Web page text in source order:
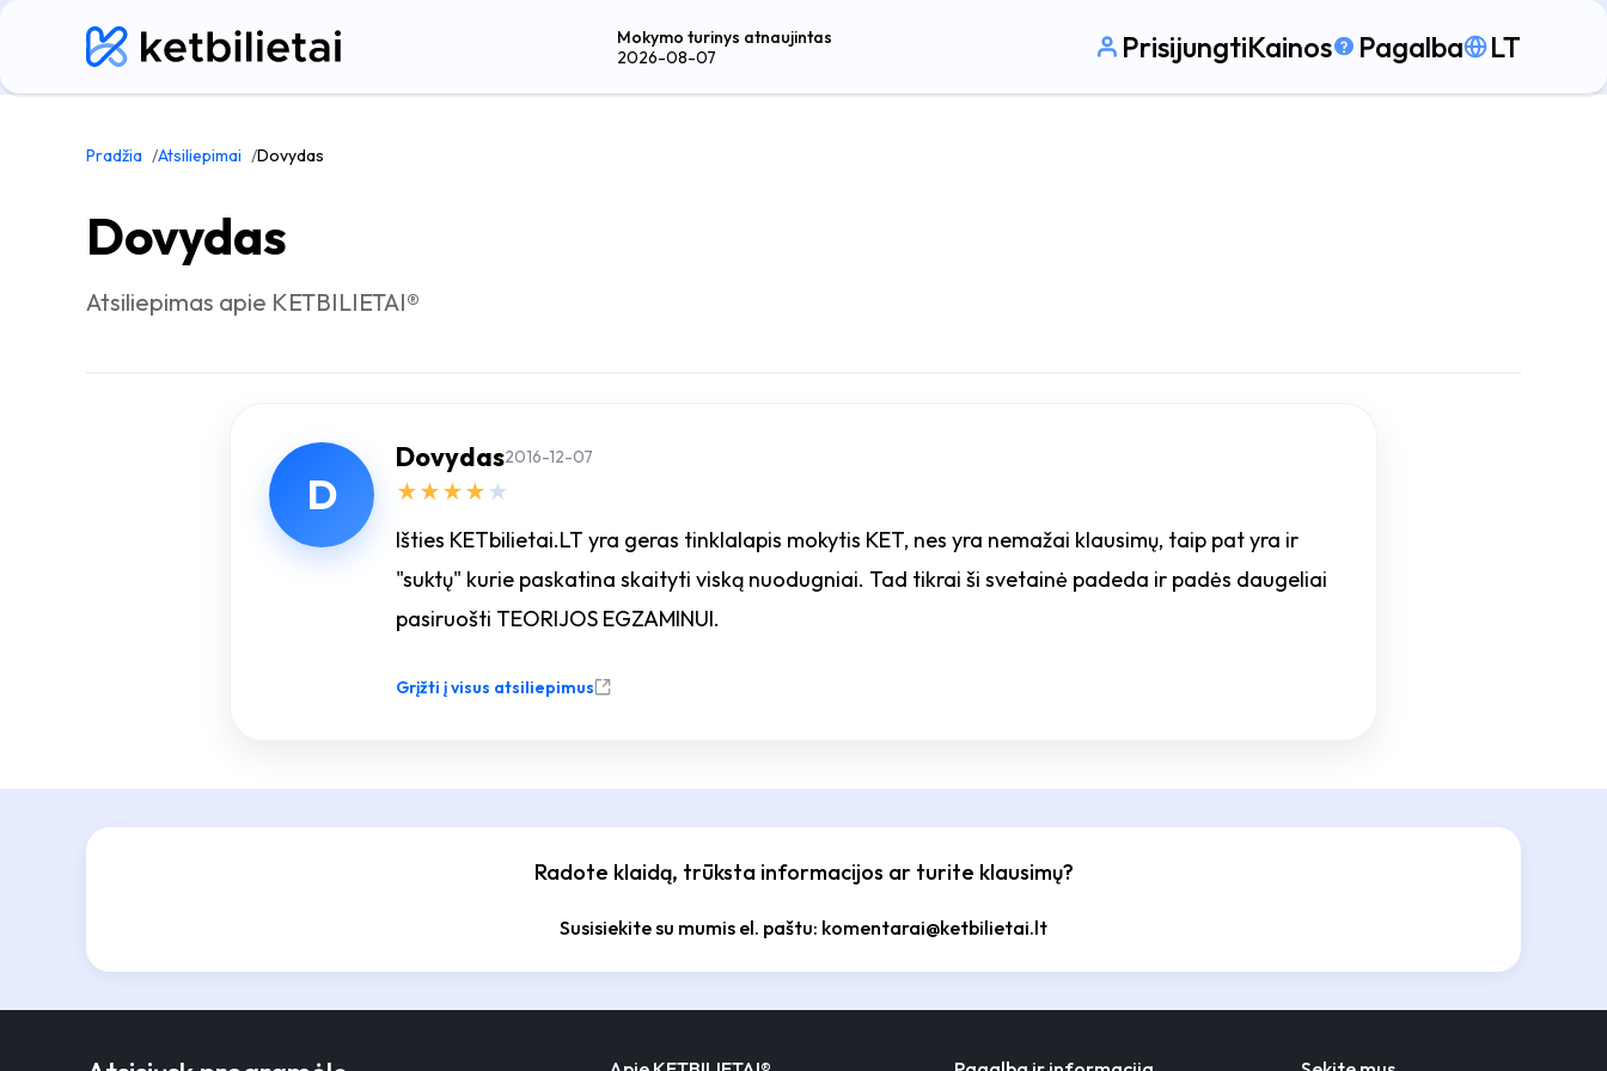
Mokymo turinys atnaujintas
2026-08-07
PrisijungtiKainos Pagalba LT
Pradžia Atsiliepimai Dovydas
Dovydas
Atsiliepimas apie KETBILIETAI®
D
Dovydas2016-12-07
★★★★★
Išties KETbilietai.LT yra geras tinklalapis mokytis KET, nes yra nemažai klausimų, taip pat yra ir
"suktų" kurie paskatina skaityti viską nuodugniai. Tad tikrai ši svetainė padeda ir padės daugeliai
pasiruošti TEORIJOS EGZAMINUI.
Grįžti į visus atsiliepimus
Radote klaidą, trūksta informacijos ar turite klausimų?
Susisiekite su mumis el. paštu: komentarai@ketbilietai.lt